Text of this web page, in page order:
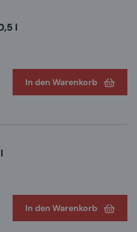
l
In den Warenkorb
In den Warenkorb